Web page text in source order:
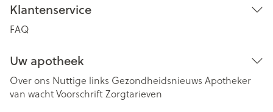
Klantenservice
FAQ
Uw apotheek
Over ons Nuttige links Gezondheidsnieuws Apotheker
van wachtVoorschriftZorgtarieven